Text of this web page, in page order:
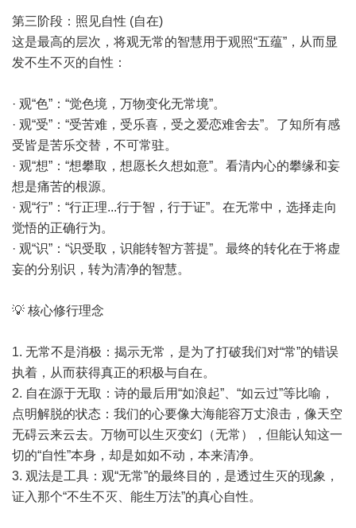
第三阶段：照见自性 (自在)
这是最高的层次，将观无常的智慧用于观照“五蕴”，从而显
发不生不灭的自性：
· 观“色”：“觉色境，万物变化无常境”。
· 观“受”：“受苦难，受乐喜，受之爱恋难舍去”。了知所有感
受皆是苦乐交替，不可常驻。
· 观“想”：“想攀取，想愿长久想如意”。看清内心的攀缘和妄
想是痛苦的根源。
· 观“行”：“行正理...行于智，行于证”。在无常中，选择走向
觉悟的正确行为。
· 观“识”：“识受取，识能转智方菩提”。最终的转化在于将虚
妄的分别识，转为清净的智慧。
💡 核心修行理念
1. 无常不是消极：揭示无常，是为了打破我们对“常”的错误
执着，从而获得真正的积极与自在。
2. 自在源于无取：诗的最后用“如浪起”、“如云过”等比喻，
点明解脱的状态：我们的心要像大海能容万丈浪击，像天空
无碍云来云去。万物可以生灭变幻（无常），但能认知这一
切的“自性”本身，却是如如不动，本来清净。
3. 观法是工具：观“无常”的最终目的，是透过生灭的现象，
证入那个“不生不灭、能生万法”的真心自性。